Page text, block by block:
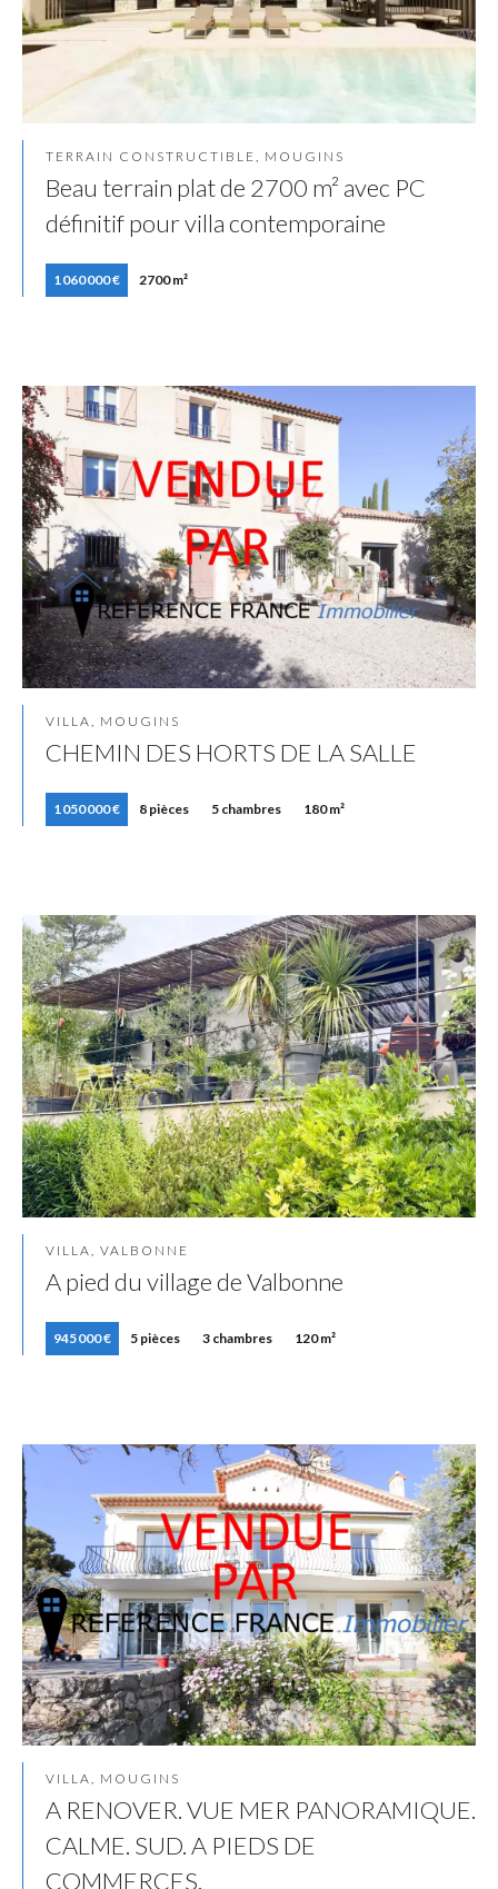
TERRAIN CONSTRUCTIBLE, MOUGINS
Beau terrain plat de 2700 m² avec PC
définitif pour villa contemporaine
1 060 000 € 2700 m²
VILLA, MOUGINS
CHEMIN DES HORTS DE LA SALLE
1 050 000 € 8 pièces 5 chambres 180 m²
VILLA, VALBONNE
A pied du village de Valbonne
945 000 € 5 pièces 3 chambres 120 m²
VILLA, MOUGINS
A RENOVER. VUE MER PANORAMIQUE.
CALME. SUD. A PIEDS DE
COMMERCES.